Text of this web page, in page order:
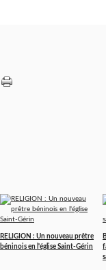
RELIGION : Un nouveau prêtre
béninois en l'église Saint-Gérin